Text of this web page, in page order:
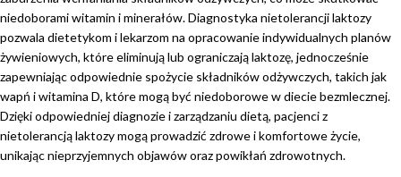
niedoborami witamin i minerałów. Diagnostyka nietolerancji laktozy
pozwala dietetykom i lekarzom na opracowanie indywidualnych planów
żywieniowych, które eliminują lub ograniczają laktozę, jednocześnie
zapewniając odpowiednie spożycie składników odżywczych, takich jak
wapń i witamina D, które mogą być niedoborowe w diecie bezmlecznej.
Dzięki odpowiedniej diagnozie i zarządzaniu dietą, pacjenci z
nietolerancją laktozy mogą prowadzić zdrowe i komfortowe życie,
unikając nieprzyjemnych objawów oraz powikłań zdrowotnych.